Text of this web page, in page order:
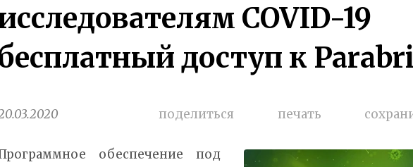
COVID-19
доступ к
поделиться печать
обеспечение под